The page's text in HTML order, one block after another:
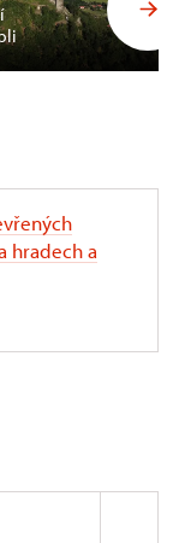
hradech a